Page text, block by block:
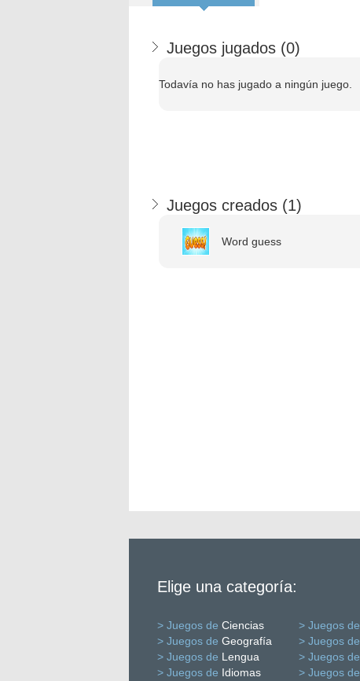
Juegos jugados (0)
Todavía no has jugado a ningún juego.
Juegos creados (1)
Word guess
Elige una categoría:
> Juegos de Ciencias > Juegos de
> Juegos de Geografía > Juegos de
> Juegos de Lengua > Juegos de
> Juegos de Idiomas > Juegos de